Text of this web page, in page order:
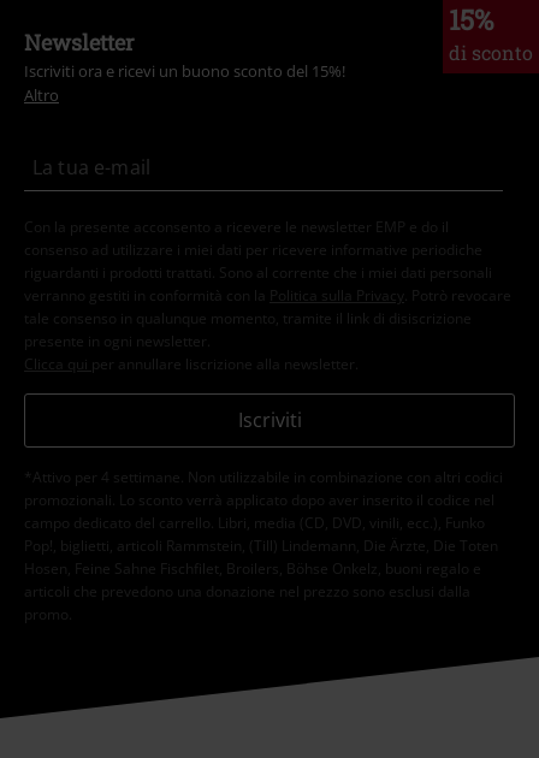
15%
di sconto
Newsletter
Iscriviti ora e ricevi un buono sconto del 15%!
Altro
Con la presente acconsento a ricevere le newsletter EMP e do il
consenso ad utilizzare i miei dati per ricevere informative periodiche
riguardanti i prodotti trattati. Sono al corrente che i miei dati personali
verranno gestiti in conformità con la
Politica sulla Privacy
. Potrò revocare
tale consenso in qualunque momento, tramite il link di disiscrizione
presente in ogni newsletter.
Clicca qui per annullare liscrizione alla newsletter.
Iscriviti
*Attivo per 4 settimane. Non utilizzabile in combinazione con altri codici
promozionali. Lo sconto verrà applicato dopo aver inserito il codice nel
campo dedicato del carrello. Libri, media (CD, DVD, vinili, ecc.), Funko
Pop!, biglietti, articoli Rammstein, (Till) Lindemann, Die Ärzte, Die Toten
Hosen, Feine Sahne Fischfilet, Broilers, Böhse Onkelz, buoni regalo e
articoli che prevedono una donazione nel prezzo sono esclusi dalla
promo.